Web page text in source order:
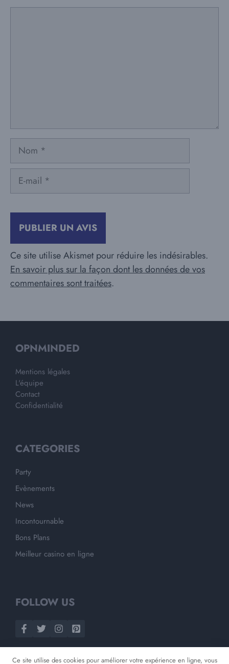
Nom
Ce site utilise Akismet pour réduire les indésirables.
En savoir plus sur la façon dont les données de vos
commentaires sont traitées.
OPNMINDED
Mentions légales
L'équipe
Contact
Confidentialité
CATEGORIES
Party
Evènements
News
Incontournable
Bons Plans
Meilleur casino en ligne
FOLLOW US
Ce site utilise des cookies pour améliorer votre expérience en ligne, vous